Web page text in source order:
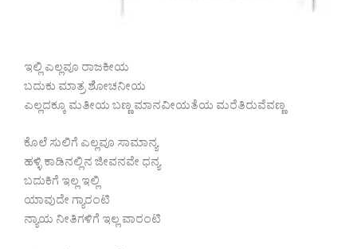
ಇಲ್ಲಿ ಎಲ್ಲವೂ ರಾಜಕೀಯ
ಬದುಕು ಮಾತ್ರ ಶೋಚನೀಯ
ಎಲ್ಲದಕ್ಕೂ ಮತೀಯ ಬಣ್ಣ ಮಾನವೀಯತೆಯ ಮರೆತಿರುವೆವಣ್ಣ
ಕೊಲೆ ಸುಲಿಗೆ ಎಲ್ಲವೂ ಸಾಮಾನ್ಯ
ಹಳ್ಳಿ ಕಾಡಿನಲ್ಲಿನ ಜೀವನವೇ ಧನ್ಯ
ಬದುಕಿಗೆ ಇಲ್ಲ ಇಲ್ಲಿ
ಯಾವುದೇ ಗ್ಯಾರಂಟಿ
ನ್ಯಾಯ ನೀತಿಗಳಿಗೆ ಇಲ್ಲ ವಾರಂಟಿ